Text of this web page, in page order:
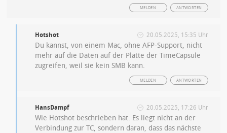
ANTWORTEN
MELDEN
Hotshot 20.05.2025, 15:35 Uhr
Du kannst, von einem Mac, ohne AFP-Support, nicht
mehr auf die Daten auf der Platte der TimeCapsule
zugreifen, weil sie kein SMB kann.
ANTWORTEN
MELDEN
HansDampf 20.05.2025, 17:26 Uhr
Wie Hotshot beschrieben hat. Es liegt nicht an der
Verbindung zur TC, sondern daran, dass das nächste